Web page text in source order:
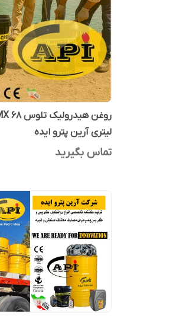
لیتری آرین پترو ایده
تماس بگیرید